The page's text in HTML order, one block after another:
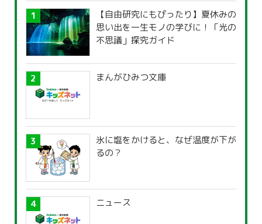
【自由研究にもぴったり】夏休みの
思い出を一生モノの学びに！「光の
不思議」探究ガイド
まんがひみつ文庫
氷に塩をかけると、なぜ温度が下が
るの？
ニュース